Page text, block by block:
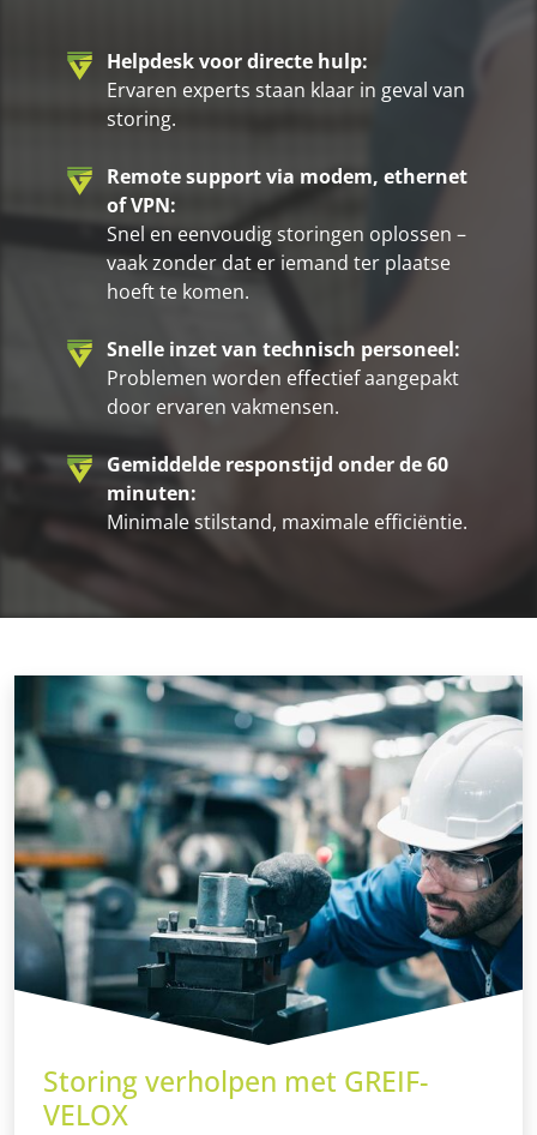
Helpdesk voor directe hulp:
Ervaren experts staan klaar in geval van
storing.
Remote support via modem, ethernet
of VPN:
Snel en eenvoudig storingen oplossen –
vaak zonder dat er iemand ter plaatse
hoeft te komen.
Snelle inzet van technisch personeel:
Problemen worden effectief aangepakt
door ervaren vakmensen.
Gemiddelde responstijd onder de 60
minuten:
Minimale stilstand, maximale efficiëntie.
Storing verholpen met GREIF-
VELOX